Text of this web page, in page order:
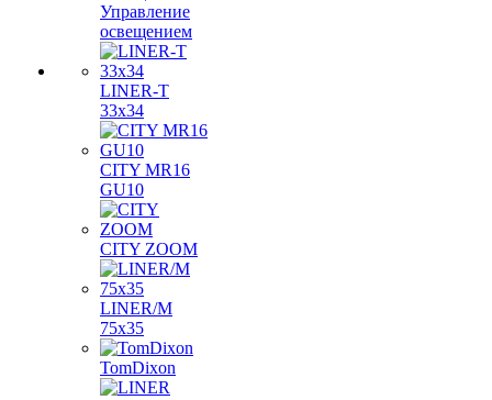
Управление
освещением
LINER-T
33x34
CITY MR16
GU10
CITY ZOOM
LINER/M
75х35
TomDixon